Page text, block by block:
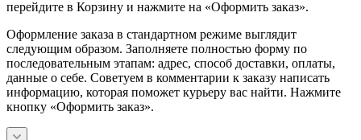
перейдите в Корзину и нажмите на «Оформить заказ».
Оформление заказа в стандартном режиме выглядит
следующим образом. Заполняете полностью форму по
последовательным этапам: адрес, способ доставки, оплаты,
данные о себе. Советуем в комментарии к заказу написать
информацию, которая поможет курьеру вас найти. Нажмите
кнопку «Оформить заказ».